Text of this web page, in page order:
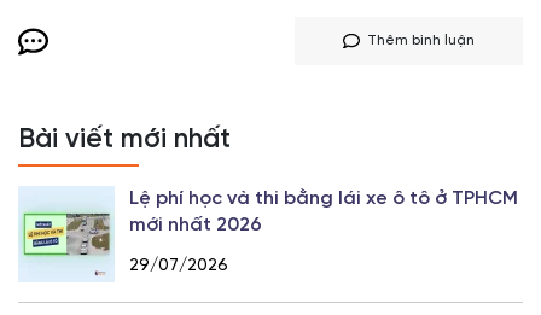
Thêm bình luận
Bài viết mới nhất
Lệ phí học và thi bằng lái xe ô tô ở TPHCM
mới nhất 2026
29/07/2026